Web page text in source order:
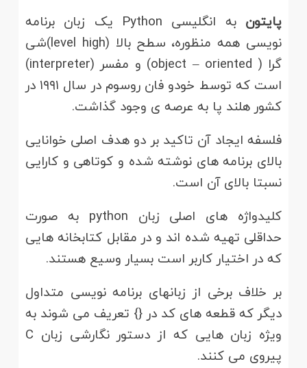
پایتون
به انگلیسی Python یک زبان برنامه
نویسی همه منظوره، سطح بالا (level high)شی
گرا ( object – oriented) و مفسر (interpreter)
است که توسط خودو فان روسوم در سال ۱۹۹۱ در
کشور هلند پا به عرصه ی وجود گذاشت.
فلسفه ایجاد آن تاکید بر دو هدف اصلی خوانایی
بالای برنامه های نوشته شده و کوتاهی و کارایی
نسبتا بالای آن است.
کلیدواژه های اصلی زبان python به صورت
حداقلی تهیه شده اند و در مقابل کتابخانه هایی
که در اختیار کاربر است بسیار وسیع هستند.
بر خلاف برخی از زبانهای برنامه نویسی متداول
دیگر که قطعه های کد در {} تعریف می شوند به
ویژه زبان هایی که از دستور نگارشی زبان C
پیروی می کنند.